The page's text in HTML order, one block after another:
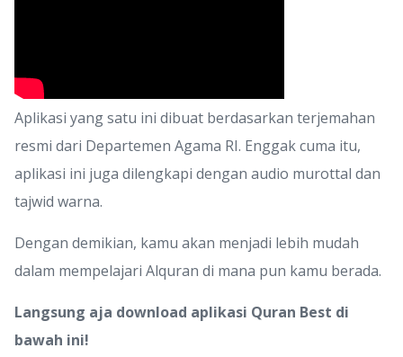
Aplikasi yang satu ini dibuat berdasarkan terjemahan
resmi dari Departemen Agama RI. Enggak cuma itu,
aplikasi ini juga dilengkapi dengan audio murottal dan
tajwid warna.
Dengan demikian, kamu akan menjadi lebih mudah
dalam mempelajari Alquran di mana pun kamu berada.
Langsung aja download aplikasi Quran Best di
bawah ini!